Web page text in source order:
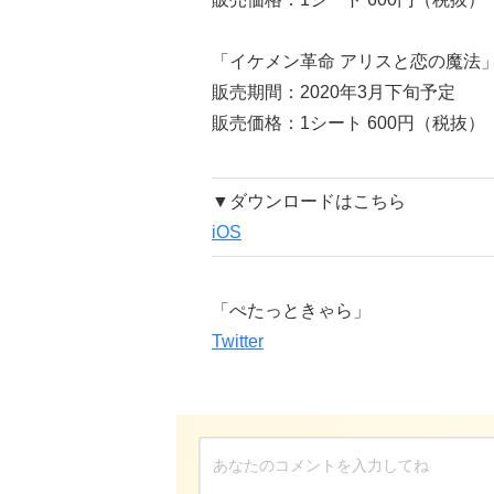
「イケメン革命 アリスと恋の魔法
販売期間：2020年3月下旬予定
販売価格：1シート 600円（税抜）
▼ダウンロードはこちら
iOS
「ぺたっときゃら」
Twitter